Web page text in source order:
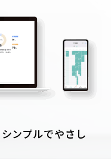
ンプルでやさし